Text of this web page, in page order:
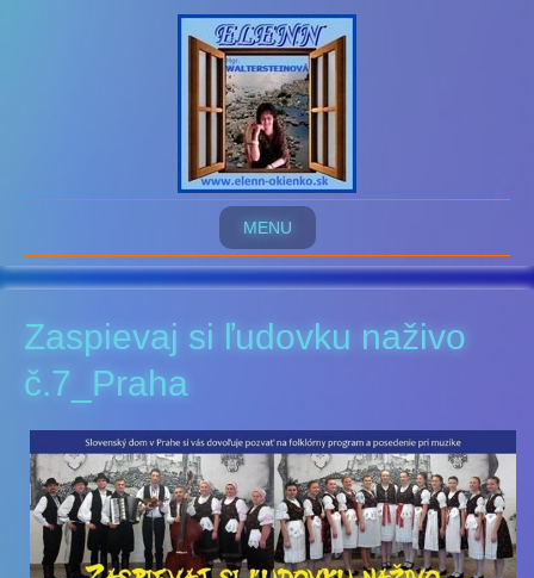
MENU
Zaspievaj si ľudovku naživo
č.7_Praha